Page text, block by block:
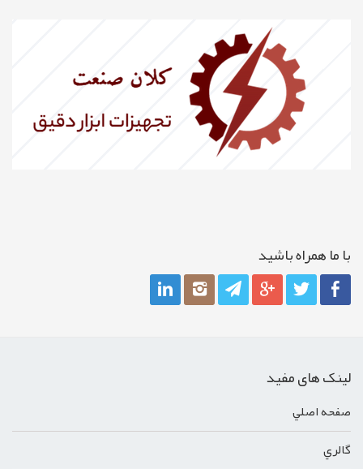
با ما همراه باشيد
لینک های مفید
صفحه اصلي
گالري